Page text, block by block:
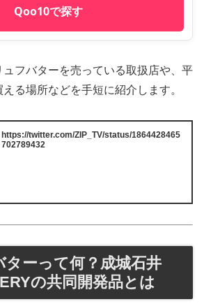
Qoo10で探す
ュフバターを売っている取扱店や、平
る場所などを手短に紹介します。
https://twitter.com/ZIP_TV/status/1864428465
702789432
ターって何？成城石井
の共同開発品とは